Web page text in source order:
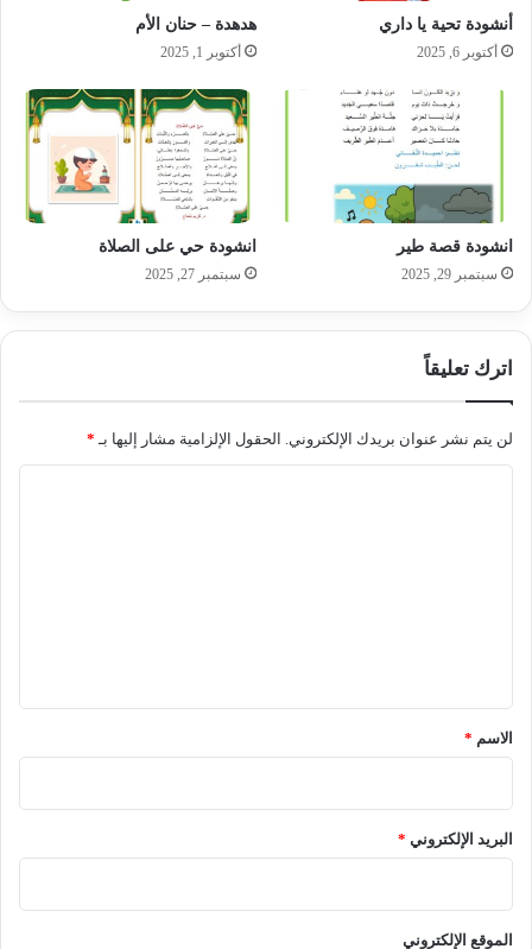
أنشودة تحية يا داري
أكتوبر 6, 2025
هدهدة – حنان الأم
أكتوبر 1, 2025
انشودة قصة طير
سبتمبر 29, 2025
انشودة حي على الصلاة
سبتمبر 27, 2025
اترك تعليقاً
لن يتم نشر عنوان بريدك الإلكتروني. الحقول الإلزامية مشار إليها بـ *
*الاسم *
البريد الإلكتروني *
الموقع الإلكتروني